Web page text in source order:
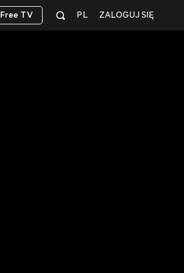
ZALOGUJ SIĘ
PL
Free TV